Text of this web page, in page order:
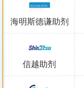
海明斯德谦助剂
信越助剂